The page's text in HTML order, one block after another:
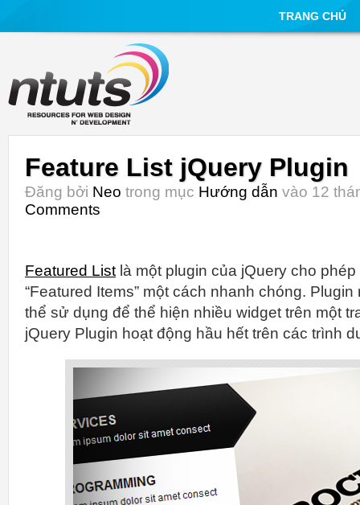
TRANG CHỦ
Feature List jQuery Plugin
Đăng bởi Neo trong mục Hướng dẫn vào 12
Comments
Featured List là một plugin của jQuery cho
“Featured Items” một cách nhanh chóng.
thể sử dụng để thể hiện nhiều widget trên một
jQuery Plugin hoạt động hầu hết trên các trình